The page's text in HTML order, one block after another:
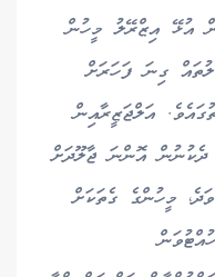
އުޅޭ އިޒްރޭލު މީހުން
ގިނަ ފަހަރަށް
އަލްޖަޒީރާއިން
ދެކުނުން އޮންނަ ޖާލޫދަށް
މީހުންގެ ގެތަކަށް